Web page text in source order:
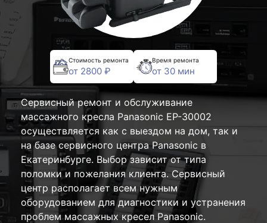
Стоимость ремонта
от 2800 ₽
Время ремонта
от 30 мин
Сервисный ремонт и обслуживание
массажного кресла Panasonic EP-30002
осуществляется как с выездом на дом, так и
на базе сервисного центра Panasonic в
Екатеринбурге. Выбор зависит от типа
поломки и пожелания клиента. Сервисный
центр располагает всем нужным
оборудованием для диагностики и устранения
проблем массажных кресел Panasonic.